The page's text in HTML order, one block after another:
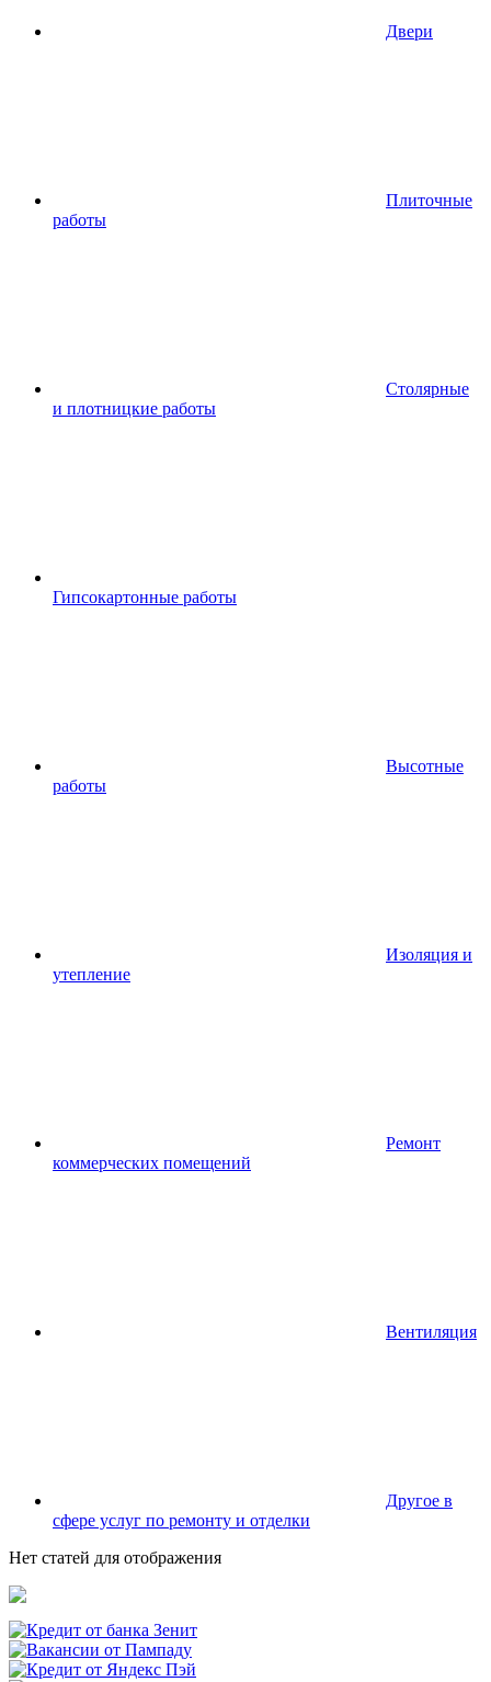
Двери
Плиточные
работы
Столярные
и плотницкие работы
Гипсокартонные работы
Высотные
работы
Изоляция и
утепление
Ремонт
коммерческих помещений
Вентиляция
Другое в
сфере услуг по ремонту и отделки
Нет статей для отображения